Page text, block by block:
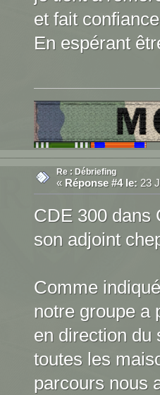
et fait
En espérant
Re : Débriefing
« Réponse #4 le:23
CDE 300 dans
son adjoint
Comme
notre groupe a
en direction du
toutes les
parcours nous